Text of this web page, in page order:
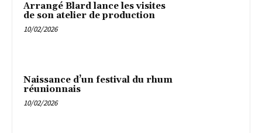
Arrangé Blard lance les visites
de son atelier de production
10/02/2026
Naissance d’un festival du rhum
réunionnais
10/02/2026